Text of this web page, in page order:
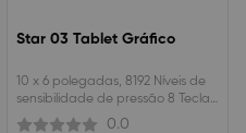
Star 03 Tablet Gráfico
10 x 6 polegadas, 8192 Níveis de
sensibilidade de pressão 8 Teclas
Personalizáveis, Caneta Passiva
0.0